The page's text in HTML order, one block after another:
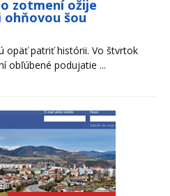
zotmení ožije
šou
opäť patriť histórii. Vo štvrtok
obľúbené podujatie ...